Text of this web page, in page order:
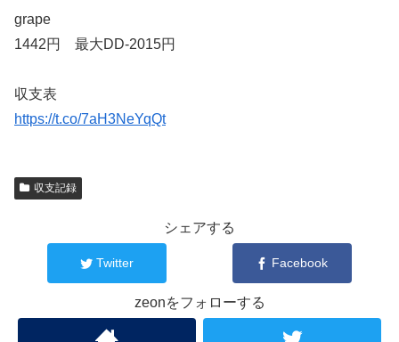
grape
1442円 最大DD-2015円
収支表
https://t.co/7aH3NeYqQt
収支記録
シェアする
Twitter Facebook
zeonをフォローする